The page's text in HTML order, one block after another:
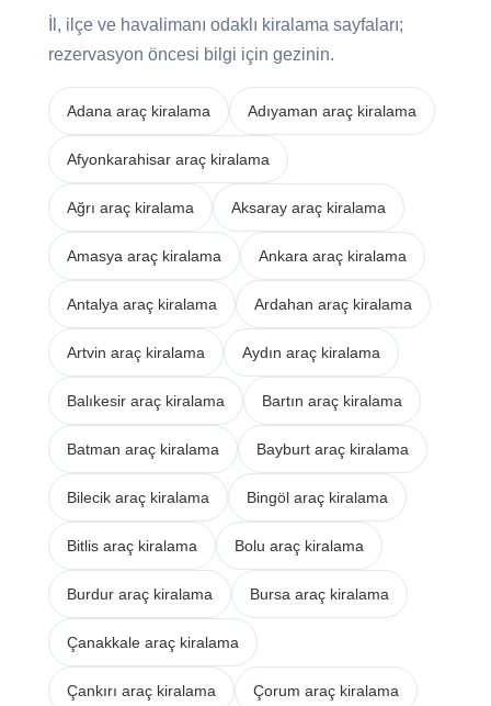
İl, ilçe ve havalimanı odaklı kiralama sayfaları;
rezervasyon öncesi bilgi için gezinin.
Adana araç kiralama Adıyaman araç kiralama
Afyonkarahisar araç kiralama
Ağrı araç kiralama Aksaray araç kiralama
Amasya araç kiralama Ankara araç kiralama
Antalya araç kiralama Ardahan araç kiralama
Artvin araç kiralama Aydın araç kiralama
Balıkesir araç kiralama Bartın araç kiralama
Batman araç kiralama Bayburt araç kiralama
Bilecik araç kiralama Bingöl araç kiralama
Bitlis araç kiralama Bolu araç kiralama
Burdur araç kiralama Bursa araç kiralama
Çanakkale araç kiralama
Çankırı araç kiralama Çorum araç kiralama